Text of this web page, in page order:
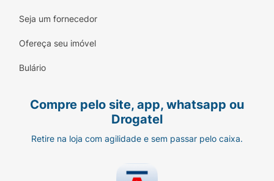
Seja um fornecedor
Ofereça seu imóvel
Bulário
Compre pelo site, app, whatsapp ou
Drogatel
Retire na loja com agilidade e sem passar pelo caixa.